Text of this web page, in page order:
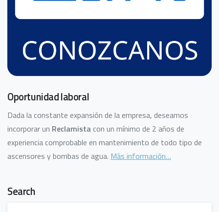
Oportunidad laboral
Dada la constante expansión de la empresa, deseamos
incorporar un Reclamistacon un mínimo de 2 años de
experiencia comprobable en mantenimiento de todo tipo de
ascensores y bombas de agua. Más información…
Search